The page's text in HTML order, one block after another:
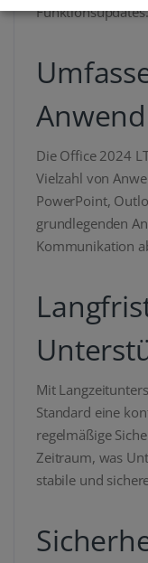
Funktionsupdates.
Die Office 2024
Vielzahl von
PowerPoint,
grundlegenden
Kommunikation
Mit
Standard eine
regelmäßige
Zeitraum, was
stabile und